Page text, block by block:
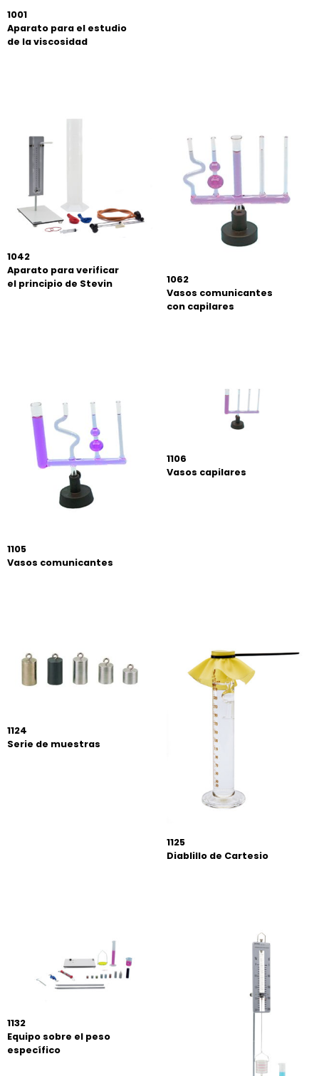
1001
Aparato para el estudio
de la viscosidad
1042
Aparato para verificar
el principio de Stevin
1062
Vasos comunicantes
con capilares
1105
Vasos comunicantes
1106
Vasos capilares
1124
Serie de muestras
1125
Diablillo de Cartesio
1132
Equipo sobre el peso
específico